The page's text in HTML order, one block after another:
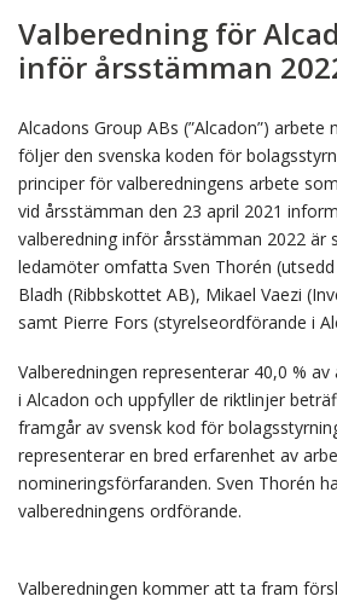
Valberedning för
inför årsstämman
Alcadons Group ABs (”Alcadon”) arbete
följer den svenska koden för
principer för valberedningens arbete
vid årsstämman den 23 april 2021
valberedning inför årsstämman 2022 är
ledamöter omfatta Sven Thorén
Bladh (Ribbskottet AB), Mikael Vaezi
samt Pierre Fors (styrelseordförande i
Valberedningen representerar 40,0 %
i Alcadon och uppfyller de riktlinjer
framgår av svensk kod för
representerar en bred erfarenhet av
nomineringsförfaranden. Sven Thorén
valberedningens ordförande.
Valberedningen kommer att ta fram